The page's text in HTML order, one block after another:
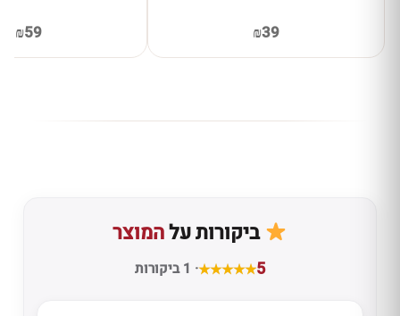
₪39
₪59
ביקורות עלהמוצר
5 · 1 ביקורות